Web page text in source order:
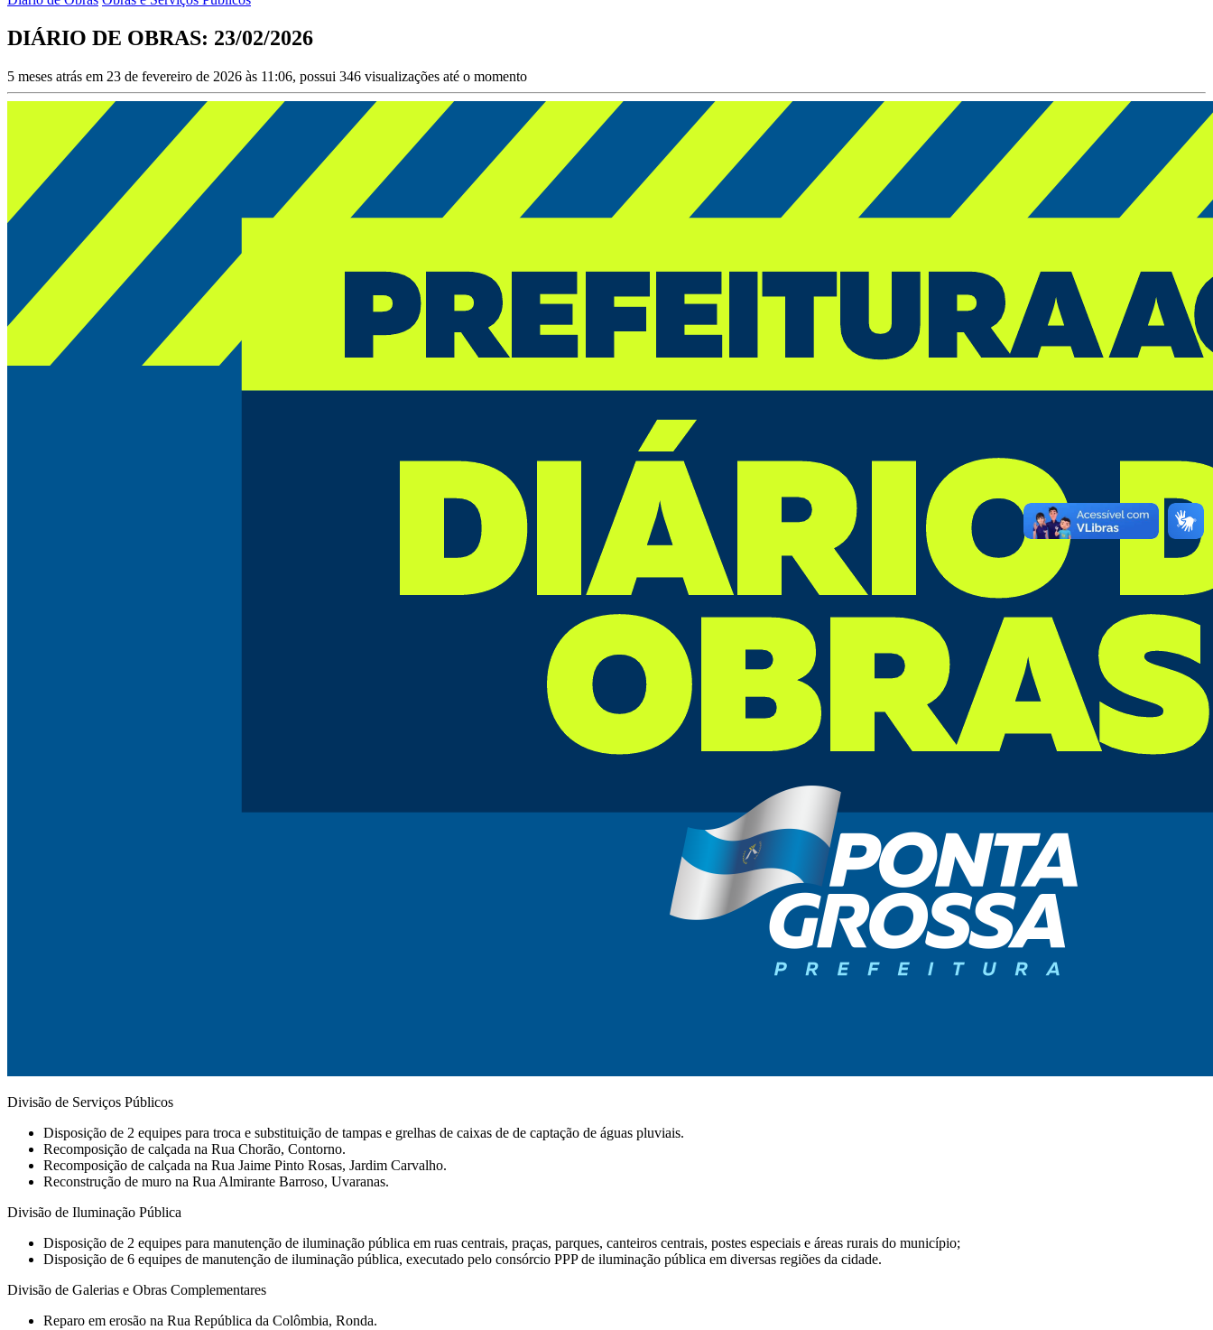
DIÁRIO DE OBRAS: 23/02/2026
5 meses atrás em 23 de fevereiro de 2026 às 11:06, possui 346 visualizações até o momento
Divisão de Serviços Públicos
Disposição de 2 equipes para troca e substituição de tampas e grelhas de caixas de de captação de águas pluviais.
Recomposição de calçada na Rua Chorão, Contorno.
Recomposição de calçada na Rua Jaime Pinto Rosas, Jardim Carvalho.
Reconstrução de muro na Rua Almirante Barroso, Uvaranas.
Divisão de Iluminação Pública
Disposição de 2 equipes para manutenção de iluminação pública em ruas centrais, praças, parques, canteiros centrais, postes especiais e áreas rurais do município;
Disposição de 6 equipes de manutenção de iluminação pública, executado pelo consórcio PPP de iluminação pública em diversas regiões da cidade.
Divisão de Galerias e Obras Complementares
Reparo em erosão na Rua República da Colômbia, Ronda.